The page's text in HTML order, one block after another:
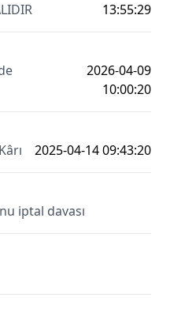
13:55:29
2026-04-09
10:00:20
2025-04-14 09:43:20
iptal davası